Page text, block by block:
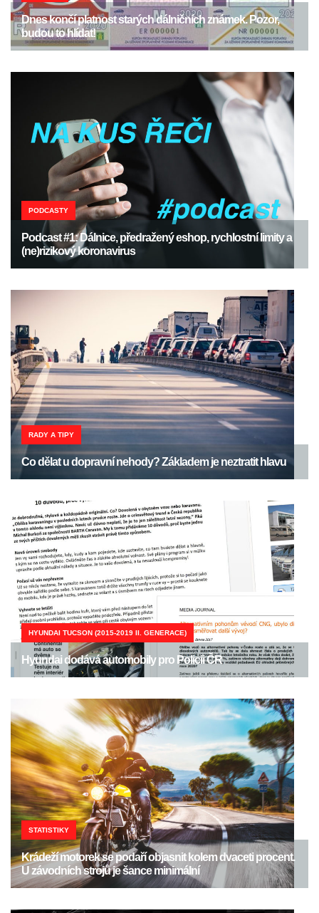
Dnes končí platnost starých dálničních známek. Pozor,
budou to hlídat!
PODCASTY
Podcast #1: Dálnice, předražený eshop, rychlostní limity a
(ne)rizikový koronavirus
RADY A TIPY
Co dělat u dopravní nehody? Základem je neztratit hlavu
HYUNDAI TUCSON (2015-2019 II. GENERACE)
Hyundai dodává automobily pro Policii ČR
STATISTIKY
Krádeží motorek se podaří objasnit kolem dvaceti procent.
U závodních strojů je šance minimální